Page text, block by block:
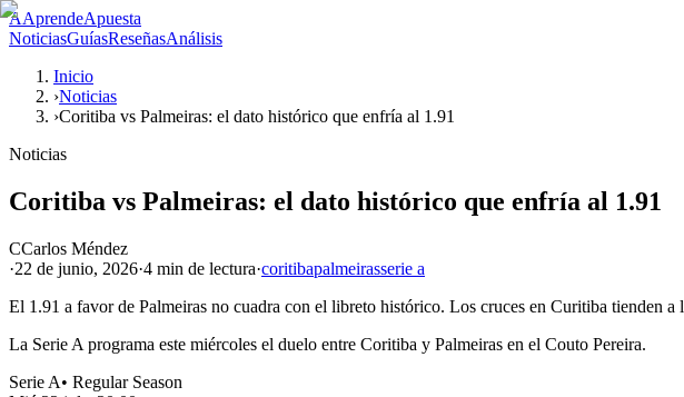
AAprendeApuesta
NoticiasGuíasReseñasAnálisis
Inicio
›Noticias
›Coritiba vs Palmeiras: el dato histórico que enfría al 1.91
Noticias
Coritiba vs Palmeiras: el dato histórico que enfría al 1.91
CCarlos Méndez
·22 de junio, 2026·4 min de lectura·coritibapalmeirasserie a
El 1.91 a favor de Palmeiras no cuadra con el libreto histórico. Los cruces en Curitiba tienden
La Serie A programa este miércoles el duelo entre Coritiba y Palmeiras en el Couto Pereira.
Serie A• Regular Season